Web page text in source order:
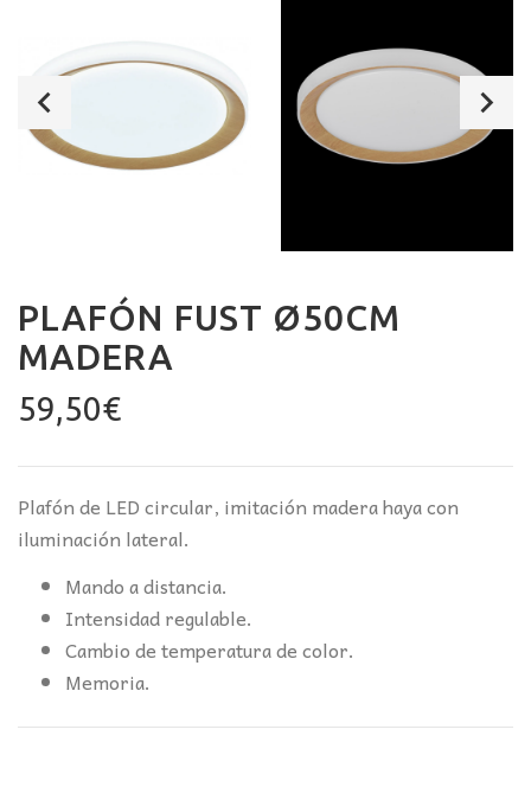
PLAFÓN FUST Ø50CM
MADERA
59,50€
Plafón de LED circular, imitación madera haya con
iluminación lateral.
Mando a distancia.
Intensidad regulable.
Cambio de temperatura de color.
Memoria.